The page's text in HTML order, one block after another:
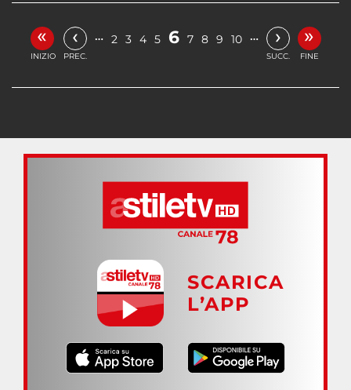
«
INIZIO
‹
PREC.
… 2 3 4 5 6 7 8 9 10 … ›
SUCC.
»
FINE
SCARICA
L’APP